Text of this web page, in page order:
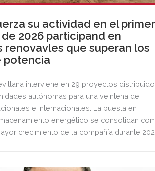
su actividad en el
2026 participand en
renovavles que superan los
potencia
interviene en 29 proyectos
autónomas para una veintena de
e internacionales. La puesta en
energético se consolidan
crecimiento de la compañía durante